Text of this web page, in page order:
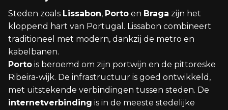
Steden zoals Lissabon, Porto en Braga zijn het
kloppend hart van Portugal. Lissabon combineert
traditioneel met modern, dankzij de metro en
kabelbanen.
Porto is beroemd om zijn portwijn en de pittoreske
Ribeira-wijk. De infrastructuur is goed ontwikkeld,
met uitstekende verbindingen tussen steden. De
internetverbinding is in de meeste stedelijke